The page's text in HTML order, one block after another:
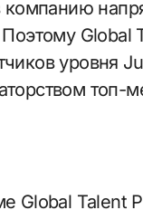
компанию
Global
уровня
топ-
Global Talent